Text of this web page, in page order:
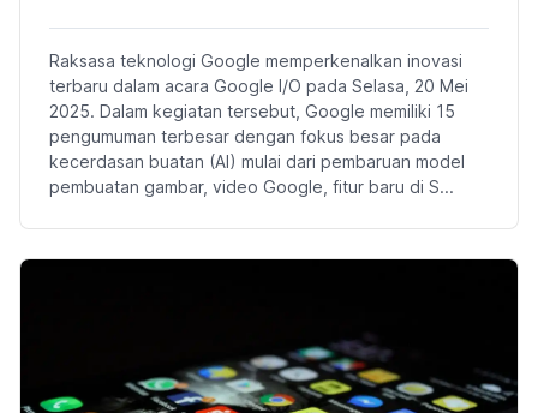
Raksasa teknologi Google memperkenalkan inovasi
terbaru dalam acara Google I/O pada Selasa, 20 Mei
2025. Dalam kegiatan tersebut, Google memiliki 15
pengumuman terbesar dengan fokus besar pada
kecerdasan buatan (AI) mulai dari pembaruan model
pembuatan gambar, video Google, fitur baru di S...